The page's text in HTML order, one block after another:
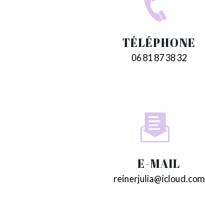
TÉLÉPHONE
06 81 87 38 32
E-MAIL
reinerjulia@icloud.com